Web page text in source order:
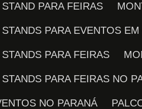
STAND PARA FEIRAS
STANDS PARA EVENTOS
STANDS PARA FEIRAS
STANDS PARA FEIRAS NO
NO PARANÁ